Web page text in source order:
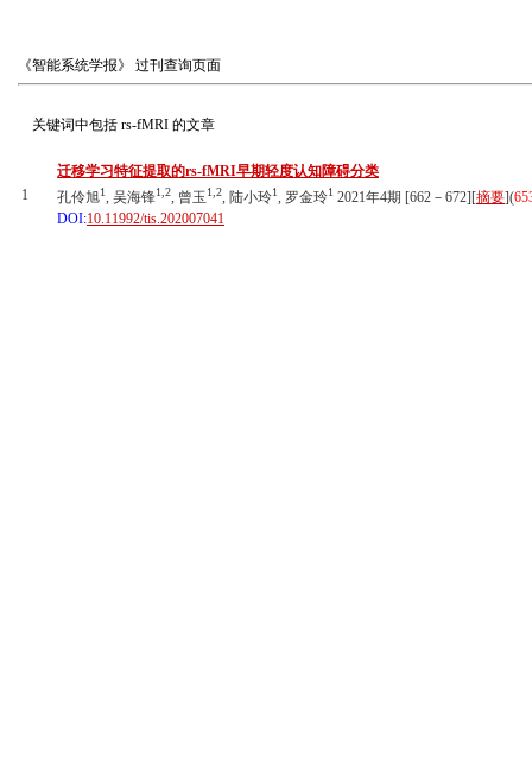
《智能系统学报》 过刊查询页面
关键词中包括 rs-fMRI 的文章
1
迁移学习特征提取的rs-fMRI早期轻度认知障碍分类
孔伶旭1, 吴海锋1,2, 曾玉1,2, 陆小玲1, 罗金玲1 2021年4期 [662－672][摘要](
DOI:10.11992/tis.202007041